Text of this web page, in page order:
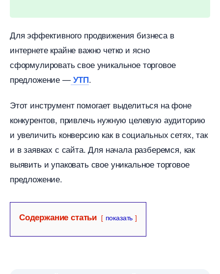
Для эффективного продвижения бизнеса
интернете крайне важно четко и ясно
сформулировать свое уникальное торговое
предложение —УТП.
Этот инструмент помогает выделиться на фоне
конкурентов, привлечь нужную целевую аудиторию
и увеличить конверсию как в социальных сетях, так
и в заявках с сайта. Для начала разберемся, как
ыявить и упаковать свое уникальное торговое
предложение.
Содержание статьи показать